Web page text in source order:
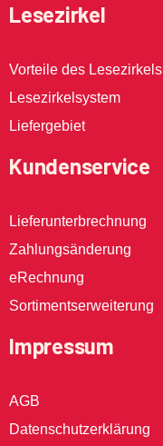
Lesezirkel
Vorteile des Lesezirkels
Lesezirkelsystem
Liefergebiet
Kundenservice
Lieferunterbrechnung
Zahlungsänderung
eRechnung
Sortimentserweiterung
Impressum
AGB
Datenschutzerklärung